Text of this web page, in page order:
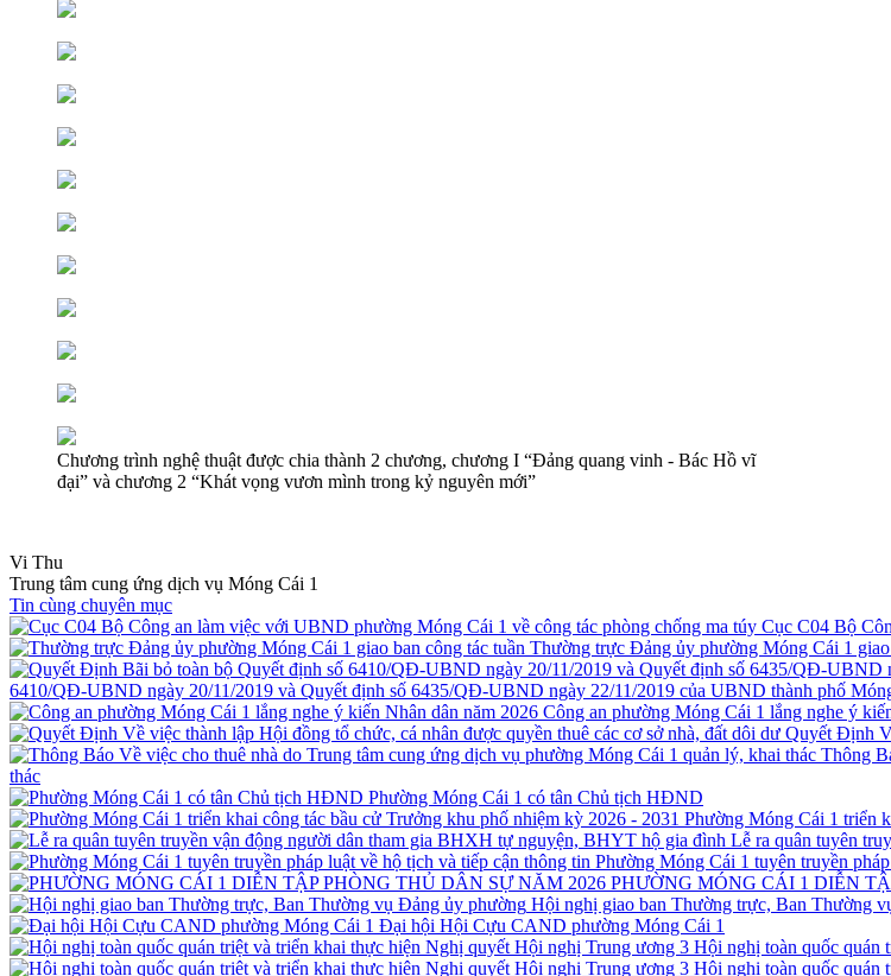
Chương trình nghệ thuật được chia thành 2 chương, chương I “Đảng quang vinh - Bác Hồ vĩ
đại” và chương 2 “Khát vọng vươn mình trong kỷ nguyên mới”
Vi Thu
Trung tâm cung ứng dịch vụ Móng Cái 1
Tin cùng chuyên mục
Cục C04 Bộ
Thường trực Đảng ủy phường Móng Cái 1 giao
6410/QĐ-UBND ngày 20/11/2019 và Quyết định số 6435/QĐ-UBND ngày 22/11/2019 của UBND thành phố
Công an phường Móng Cái 1 lắng nghe ý
Quyết Định
Thông
thác
Phường Móng Cái 1 có tân Chủ tịch HĐND
Phường Móng Cái 1 triển
Lễ ra quân tuyên
Phường Móng Cái 1 tuyên truyền
PHƯỜNG MÓNG CÁI 1 DIỄN
Hội nghị giao ban Thường trực, Ban Thường
Đại hội Hội Cựu CAND phường Móng Cái 1
Hội nghị toàn quốc quán
Hội nghị toàn quốc quán